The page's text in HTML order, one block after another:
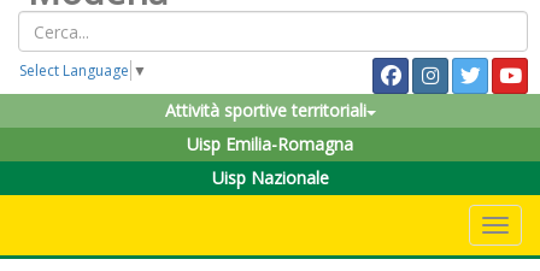
Select Language ▼
Attività sportive territoriali
Uisp Emilia-Romagna
Uisp Nazionale